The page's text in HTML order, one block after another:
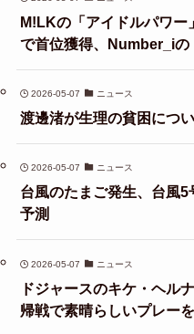
M!LKの「アイドルパワ
で首位獲得、Number_iの
2026-05-07 ニュース
渡邊渚が生理の貧困につ
2026-05-07 ニュース
台風のたまご発生、台風
予測
2026-05-07 ニュース
ドジャースのキケ・ヘル
帰戦で素晴らしいプレー